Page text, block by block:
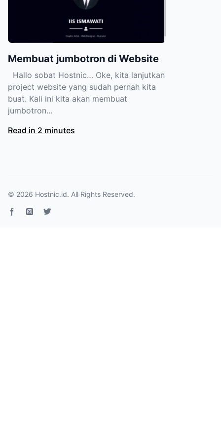
Membuat jumbotron di Website
Hallo sobat Hostnic… Oke, kita lanjutkan
project website yang sudah pernah kita
buat. Kali ini kita akan membuat
jumbotron...
Read in 2 minutes
© 2026 Hostnic.id. All Rights Reserved.